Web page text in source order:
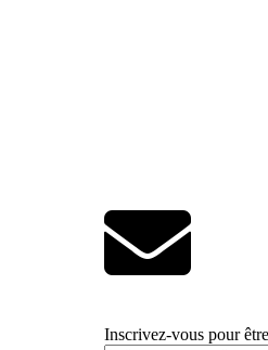
Inscrivez-vous pour